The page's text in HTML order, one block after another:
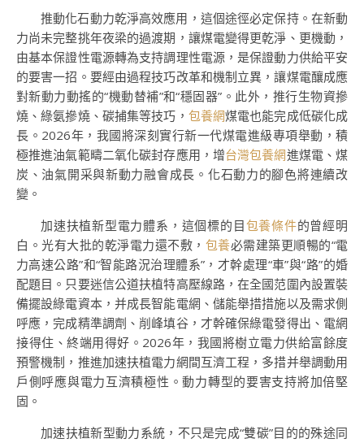
推動化石動力乾淨高效應用，這個途徑必定保持。在新動
力尚未完整挑年夜梁的過渡期，讓煤電變得更乾淨、更機動，
由基本保證性電源轉為支持調理性電源，是保證動力供給平安
的要害一招。要經由過程技巧改革和機制立異，讓煤電釀成應
對新動力動搖的“機動替補”和“穩固器”。此外，推行生物資摻
燒、綠氨摻燒、碳捕集等技巧， 包養網煤電也能完成低碳化成
長。2026年，我國將深刻實行新一代煤電進級專項舉動，積
極推進油氣範疇二氧化碳封存應用，增台灣包養網進煤電、煤
炭、油氣開采與新動力融會成長。化石動力的腳色將連續改
變。
加速扶植新型電力體系，這個標的目包養條件的曾經明
白。光有大批的乾淨電力還不敷， 包養必需建築更順暢的“電
力高速公路”和“智能路況治理體系”，才幹處理“車”與“路”的婚
配題目。只要迷信公道扶植特高壓線路，在全國范圍內設置裝
備擺設綠電資本，并成長智能電網、儲能舉措措施以及需求側
呼應，完成精準調劑、削峰填谷，才幹確保綠電發得出、電網
接得住、終端用得好。2026年，我國將樹立電力供給富餘度
預警機制，推進加速扶植電力網間互濟工程，多措并舉調動用
戶側呼應與電力互濟積極性。動力轉型的要害支持將加倍堅
固。
加速扶植新型動力系統，不只是完成“雙碳”目的的殊途同